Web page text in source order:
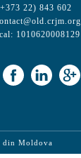
22) 843 602
1010620008129
din Moldova